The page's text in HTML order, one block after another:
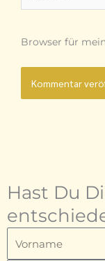
Browser für
Hast Du